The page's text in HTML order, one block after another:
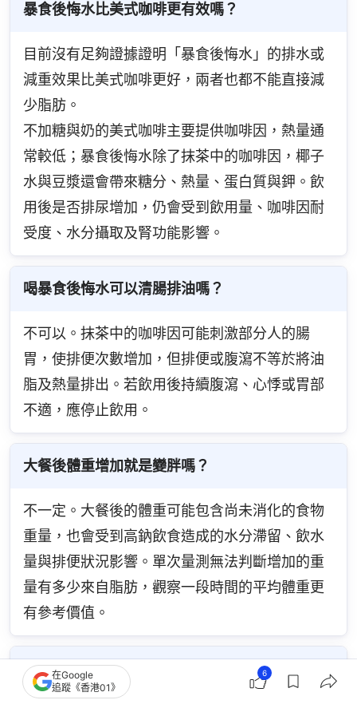
暴食後悔水比美式咖啡更有效嗎？
目前沒有足夠證據證明「暴食後悔水」的排水或
減重效果比美式咖啡更好，兩者也都不能直接減
少脂肪。
不加糖與奶的美式咖啡主要提供咖啡因，熱量通
常較低；暴食後悔水除了抹茶中的咖啡因，椰子
水與豆漿還會帶來糖分、熱量、蛋白質與鉀。飲
用後是否排尿增加，仍會受到飲用量、咖啡因耐
受度、水分攝取及腎功能影響。
喝暴食後悔水可以清腸排油嗎？
不可以。抹茶中的咖啡因可能刺激部分人的腸
胃，使排便次數增加，但排便或腹瀉不等於將油
脂及熱量排出。若飲用後持續腹瀉、心悸或胃部
不適，應停止飲用。
大餐後體重增加就是變胖嗎？
不一定。大餐後的體重可能包含尚未消化的食物
重量，也會受到高鈉飲食造成的水分滯留、飲水
量與排便狀況影響。單次量測無法判斷增加的重
量有多少來自脂肪，觀察一段時間的平均體重更
有參考價值。
暴食後悔水什麼時候喝比較好？
在Google
追蹤《香港01》
6